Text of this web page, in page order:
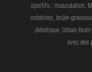
sportifs : musculation,
créatines, brûle-
diététique. Urban-
avec des